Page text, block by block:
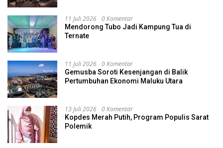
11 Juli 2026 0 Komentar
Mendorong Tubo Jadi Kampung Tua di
Ternate
11 Juli 2026 0 Komentar
Gemusba Soroti Kesenjangan di Balik
Pertumbuhan Ekonomi Maluku Utara
13 Juli 2026 0 Komentar
Kopdes Merah Putih, Program Populis Sarat
Polemik